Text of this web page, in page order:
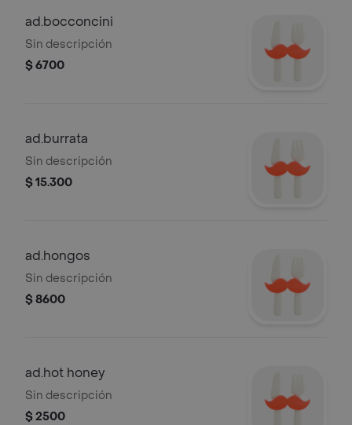
ad.bocconcini
Sin descripción
$ 6700
ad.burrata
Sin descripción
$ 15.300
ad.hongos
Sin descripción
$ 8600
ad.hot honey
Sin descripción
$ 2500